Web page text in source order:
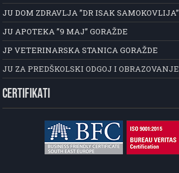
JU DOM ZDRAVLJA ”DR ISAK SAMOKOVLIJA”
JU APOTEKA ”9 MAJ” GORAŽDE
JP VETERINARSKA STANICA GORAŽDE
JU ZA PREDŠKOLSKI ODGOJ I OBRAZOVANJE
CERTIFIKATI